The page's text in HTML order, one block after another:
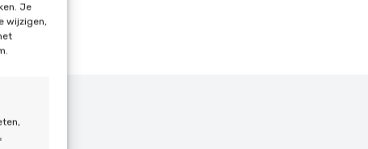
Je
wijzigen,